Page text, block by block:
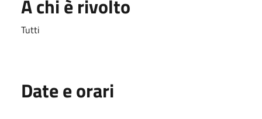
A chi è rivolto
Tutti
Date e orari